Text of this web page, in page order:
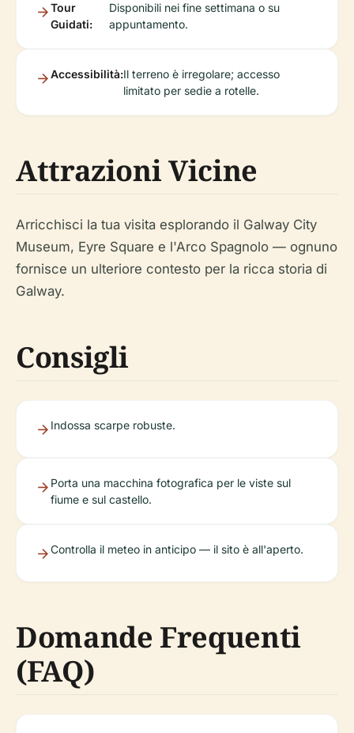
Tour
Guidati:
Disponibili nei fine settimana o su
appuntamento.
Accessibilità:Il terreno è irregolare; accesso
limitato per sedie a rotelle.
Attrazioni Vicine
Arricchisci la tua visita esplorando il Galway City
Museum, Eyre Square e l'Arco Spagnolo — ognuno
fornisce un ulteriore contesto per la ricca storia di
Galway.
Consigli
Indossa scarpe robuste.
Porta una macchina fotografica per le viste sul
fiume e sul castello.
Controlla il meteo in anticipo — il sito è all'aperto.
Domande Frequenti
(FAQ)